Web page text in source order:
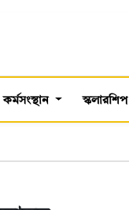
কর্মসংস্থান স্কলারশিপ